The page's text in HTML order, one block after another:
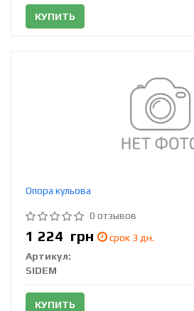
КУПИТЬ
Опора кульова
0 отзывов
1 224 грн
срок 3 дн.
Артикул:
SIDEM
КУПИТЬ